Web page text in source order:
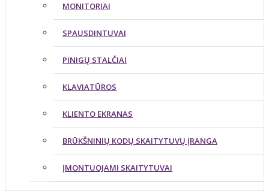
MONITORIAI
SPAUSDINTUVAI
PINIGŲ STALČIAI
KLAVIATŪROS
KLIENTO EKRANAS
BRŪKŠNINIŲ KODŲ SKAITYTUVŲ ĮRANGA
ĮMONTUOJAMI SKAITYTUVAI